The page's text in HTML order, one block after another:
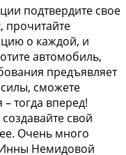
подтвердите свое
прочитайте
о каждой, и
автомобиль,
предъявляет
сможете
тогда вперед!
свой
Очень много
Немидовой